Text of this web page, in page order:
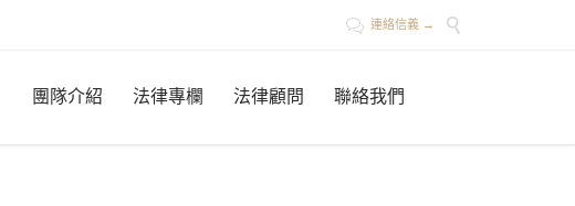
 連絡信義 → 
團隊介紹 法律專欄 法律顧問 聯絡我們